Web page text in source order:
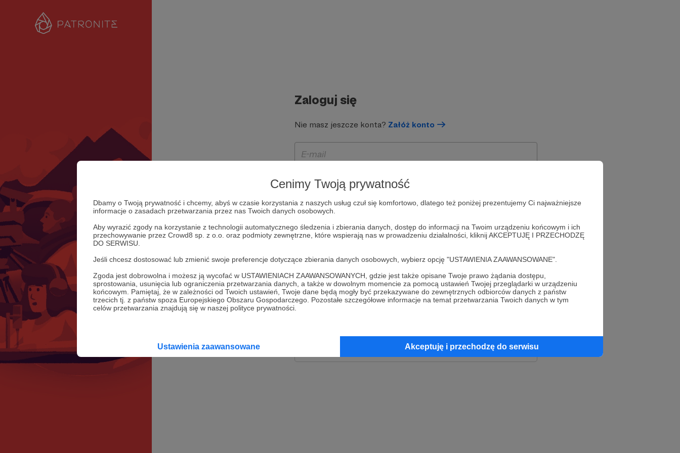
Cenimy Twoją prywatność
Dbamy o Twoją prywatność i chcemy, abyś w czasie korzystania z naszych usług czuł się komfortowo, dlatego też poniżej prezentujemy Ci najważniejsze
informacje o zasadach przetwarzania przez nas Twoich danych osobowych.
Aby wyrazić zgody na korzystanie z technologii automatycznego śledzenia i zbierania danych, dostęp do informacji na Twoim urządzeniu końcowym i ich
przechowywanie przez Crowd8 sp. z o.o. oraz podmioty zewnętrzne, które wspierają nas w prowadzeniu działalności, kliknij AKCEPTUJĘ I PRZECHODZĘ
DO SERWISU.
Jeśli chcesz dostosować lub zmienić swoje preferencje dotyczące zbierania danych osobowych, wybierz opcję "USTAWIENIA ZAAWANSOWANE".
Zgoda jest dobrowolna i możesz ją wycofać w USTAWIENIACH ZAAWANSOWANYCH, gdzie jest także opisane Twoje prawo żądania dostępu,
sprostowania, usunięcia lub ograniczenia przetwarzania danych, a także w dowolnym momencie za pomocą ustawień Twojej przeglądarki w urządzeniu
końcowym. Pamiętaj, że w zależności od Twoich ustawień, Twoje dane będą mogły być przekazywane do zewnętrznych odbiorców danych z państw
trzecich tj. z państw spoza Europejskiego Obszaru Gospodarczego. Pozostałe szczegółowe informacje na temat przetwarzania Twoich danych w tym
celów przetwarzania znajdują się w naszej polityce prywatności.
Ustawienia zaawansowane Akceptuję i przechodzę do serwisu
Zaloguj się
Nie masz jeszcze konta? Załóż konto
Zapamiętaj mnie
lub
Kontynuuj z Apple